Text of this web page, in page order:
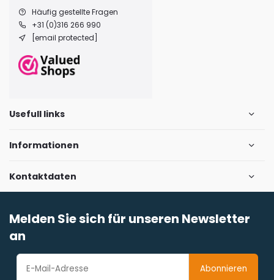
Häufig gestellte Fragen
+31 (0)316 266 990
[email protected]
Usefull links
Informationen
Kontaktdaten
Melden Sie sich für unseren Newsletter
an
Abonnieren